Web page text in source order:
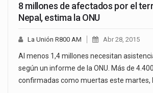
8 millones de afectados por el
Nepal, estima la ONU
La Unión R800 AM Abr 28, 2015
Al menos 1,4 millones necesitan
según un informe de la ONU. Más de
confirmadas como muertas este martes,